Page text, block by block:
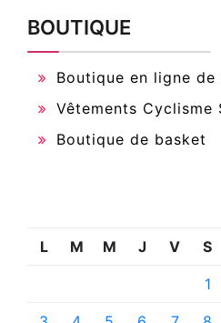
BOUTIQUE
Boutique en ligne
Vêtements Cyclisme
Boutique de basket
L M M J V S
1